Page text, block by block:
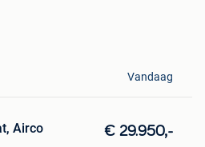
Vandaag
Airco € 29.950,-